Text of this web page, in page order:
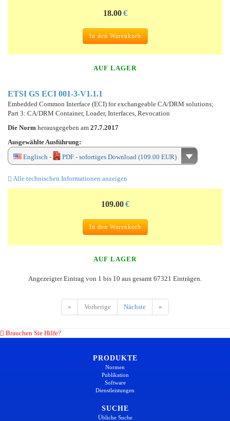
18.00 €
In den Warenkorb
AUF LAGER
ETSI GS ECI 001-3-V1.1.1
Embedded Common Interface (ECI) for exchangeable CA/DRM solutions;
Part 3: CA/DRM Container, Loader, Interfaces, Revocation
Die Norm herausgegeben am 27.7.2017
Ausgewählte Ausführung:
Englisch -
PDF - sofortiges Download (109.00 EUR)
Alle technischen Informationen anzeigen
109.00 €
In den Warenkorb
AUF LAGER
Angezeigter Eintrag von 1 bis 10 aus gesamt 67321 Einträgen.
« Vorherige Nächste »
Brauchen Sie Hilfe?
PRODUKTE
Normen
Publikation
Software
Dienstleistungen
SUCHE
Übliche Suche